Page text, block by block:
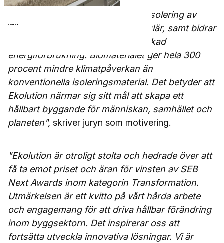
Tak
fastighetsbranschen. Deras fiberisolering av
hampa är både förnybar och cirkulär, samt bidrar
till bättre inomhusklimat och minskad
energiförbrukning. Biomaterialet ger hela 300
procent mindre klimatpåverkan än
konventionella isoleringsmaterial. Det betyder att
Ekolution närmar sig sitt mål att skapa ett
hållbart byggande för människan, samhället och
planeten", skriver juryn som motivering.
"Ekolution är otroligt stolta och hedrade över att
få ta emot priset och äran för vinsten av SEB
Next Awards inom kategorin Transformation.
Utmärkelsen är ett kvitto på vårt hårda arbete
och engagemang för att driva hållbar förändring
inom byggsektorn. Det inspirerar oss att
fortsätta utveckla innovativa lösningar. Vi är